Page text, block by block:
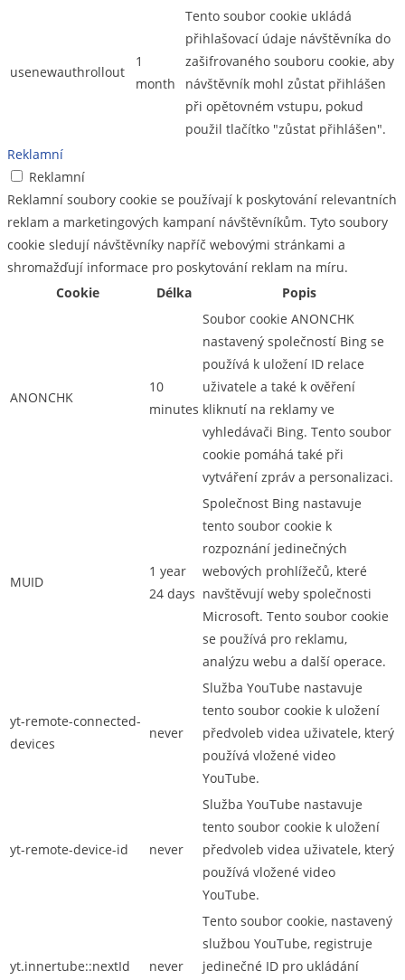
usenewauthrollout
1
month
Tento soubor cookie ukládá
přihlašovací údaje návštěvníka do
zašifrovaného souboru cookie, aby
návštěvník mohl zůstat přihlášen
při opětovném vstupu, pokud
použil tlačítko "zůstat přihlášen".
Reklamní
Reklamní
Reklamní soubory cookie se používají k poskytování relevantních
reklam a marketingových kampaní návštěvníkům. Tyto soubory
cookie sledují návštěvníky napříč webovými stránkami a
shromažďují informace pro poskytování reklam na míru.
Cookie
Délka Popis
ANONCHK
10
minutes
Soubor cookie ANONCHK
nastavený společností Bing se
používá k uložení ID relace
uživatele a také k ověření
kliknutí na reklamy ve
vyhledávači Bing. Tento soubor
cookie pomáhá také při
vytváření zpráv a personalizaci.
MUID
1 year
24 days
Společnost Bing nastavuje
tento soubor cookie k
rozpoznání jedinečných
webových prohlížečů, které
navštěvují weby společnosti
Microsoft. Tento soubor cookie
se používá pro reklamu,
analýzu webu a další operace.
yt-remote-connected-
devices
never
Služba YouTube nastavuje
tento soubor cookie k uložení
předvoleb videa uživatele, který
používá vložené video
YouTube.
yt-remote-device-id never
Služba YouTube nastavuje
tento soubor cookie k uložení
předvoleb videa uživatele, který
používá vložené video
YouTube.
yt.innertube::nextId never
Tento soubor cookie, nastavený
službou YouTube, registruje
jedinečné ID pro ukládání